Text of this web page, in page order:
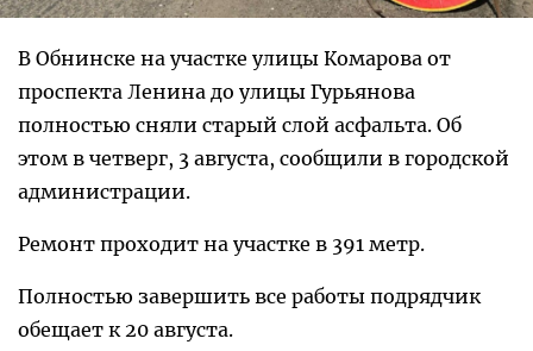
В Обнинске на участке улицы Комарова от
проспекта Ленина до улицы Гурьянова
полностью сняли старый слой асфальта. Об
этом в четверг, 3 августа, сообщили в городской
администрации.
Ремонт проходит на участке в 391 метр.
Полностью завершить все работы подрядчик
обещает к 20 августа.